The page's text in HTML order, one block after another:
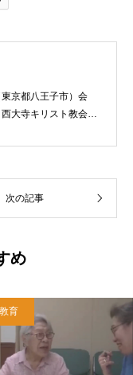
京都八王子市）会
大寺キリスト教会
卒業。９０年代、い
立。
次の記事
め
育